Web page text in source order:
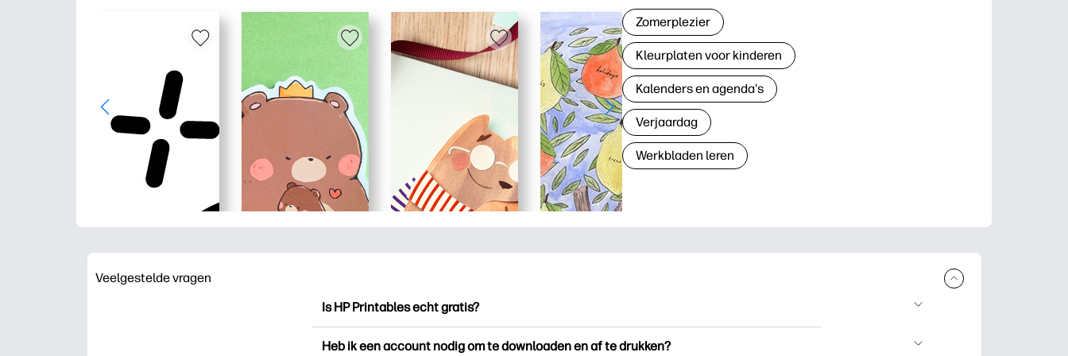
Zomerplezier
Kleurplaten voor kinderen
Kalenders en agenda's
Verjaardag
Werkbladen leren
Veelgestelde vragen
Is HP Printables echt gratis?
Heb ik een account nodig om te downloaden en af te drukken?